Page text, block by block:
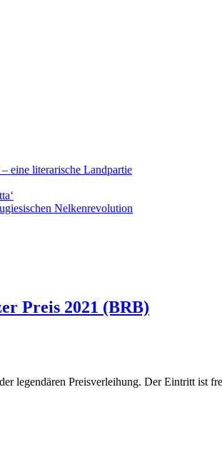
eine literarische Landpartie
Nelkenrevolution
Preis 2021 (BRB)
legendären Preisverleihung. Der Eintritt ist